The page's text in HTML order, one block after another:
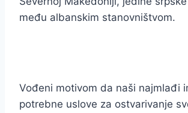
među albanskim stanovništvom.
Vođeni motivom da naši najmlađi
potrebne uslove za ostvarivanje